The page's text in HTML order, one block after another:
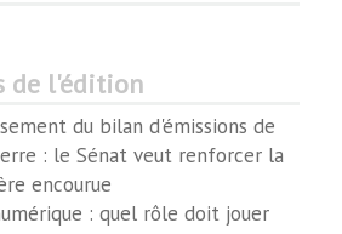
de l'édition
du bilan d'émissions de
: le Sénat veut renforcer la
encourue
: quel rôle doit jouer